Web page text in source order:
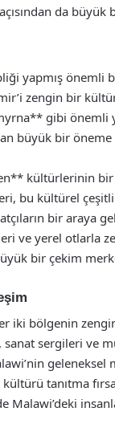
da
yapmış
zengin bir
gibi
büyük bir öneme
kültürlerinin
bu kültürel
bir araya
ve yerel otlarla
bir çekim
iki bölgenin
sergileri ve
geleneksel
tanıtma
Malawi’deki